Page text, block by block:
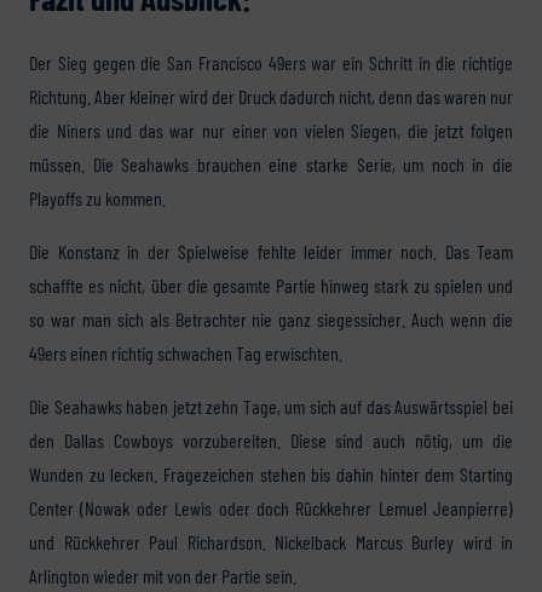
Der Sieg gegen die San Francisco 49ers war ein Schritt in die richtige
Richtung. Aber kleiner wird der Druck dadurch nicht, denn das waren nur
die Niners und das war nur einer von vielen Siegen, die jetzt folgen
müssen. Die Seahawks brauchen eine starke Serie, um noch in die
Playoffs zu kommen.
Die Konstanz in der Spielweise fehlte leider immer noch. Das Team
schaffte es nicht, über die gesamte Partie hinweg stark zu spielen und
so war man sich als Betrachter nie ganz siegessicher. Auch wenn die
49ers einen richtig schwachen Tag erwischten.
Die Seahawks haben jetzt zehn Tage, um sich auf das Auswärtsspiel bei
den Dallas Cowboys vorzubereiten. Diese sind auch nötig, um die
Wunden zu lecken. Fragezeichen stehen bis dahin hinter dem Starting
Center (Nowak oder Lewis oder doch Rückkehrer Lemuel Jeanpierre)
und Rückkehrer Paul Richardson. Nickelback Marcus Burley wird in
Arlington wieder mit von der Partie sein.